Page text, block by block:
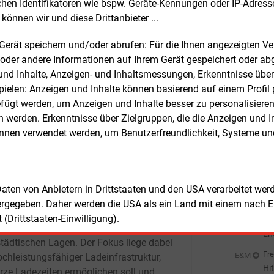
Identifikatoren wie bspw. Geräte-Kennungen oder IP-
wir und diese Drittanbieter ...
speichern und/oder abrufen: Für die Ihnen angezeigten
andere Informationen auf Ihrem Gerät gespeichert oder
Inhalte, Anzeigen- und Inhaltsmessungen, Erkenntnisse
Anzeigen und Inhalte können basierend auf einem Profil
werden, um Anzeigen und Inhalte besser zu
werden. Erkenntnisse über Zielgruppen, die die Anzeigen und
verwendet werden, um Benutzerfreundlichkeit, Systeme
von Anbietern in Drittstaaten und den USA verarbeitet
Daher werden die USA als ein Land mit einem nach
(Drittstaaten-Einwilligung).
oder bei Einkaufszentren.
initiierten Förderprogrammen. Im
der Ausschreibung für das
erhielt das Unternehmen
Zuschlag für den Bau und Betrieb
Schnellladepunkten an 134
Diese sollen sowohl im ländlichen
als auch in suburbanen und urbanen
entlang von Autobahnen.
neuen Standort in Berlin erweitert
seine Präsenz in
Lagen. Der Fokus liege dabei
Ladeinfrastruktur,
E&M
E&M
E&M
E&M